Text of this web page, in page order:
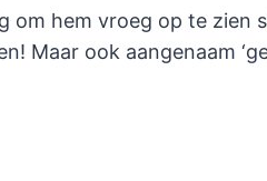
om hem vroeg op te zien
Maar ook aangenaam